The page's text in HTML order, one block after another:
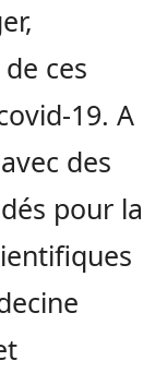
ces
19. A
des
pour la